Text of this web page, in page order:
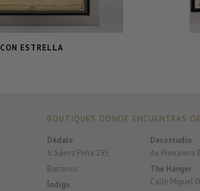
CON ESTRELLA
BOUTIQUES DONDE ENCUENTRAS
Dédalo
Jr. Sáenz Peña 295,
Barranco
Índigo
Decostudio
Av. Primavera
The Hanger
Calle Miguel